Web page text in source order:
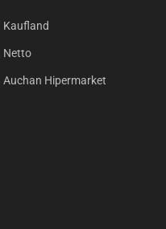
Kaufland
Netto
Auchan Hipermarket